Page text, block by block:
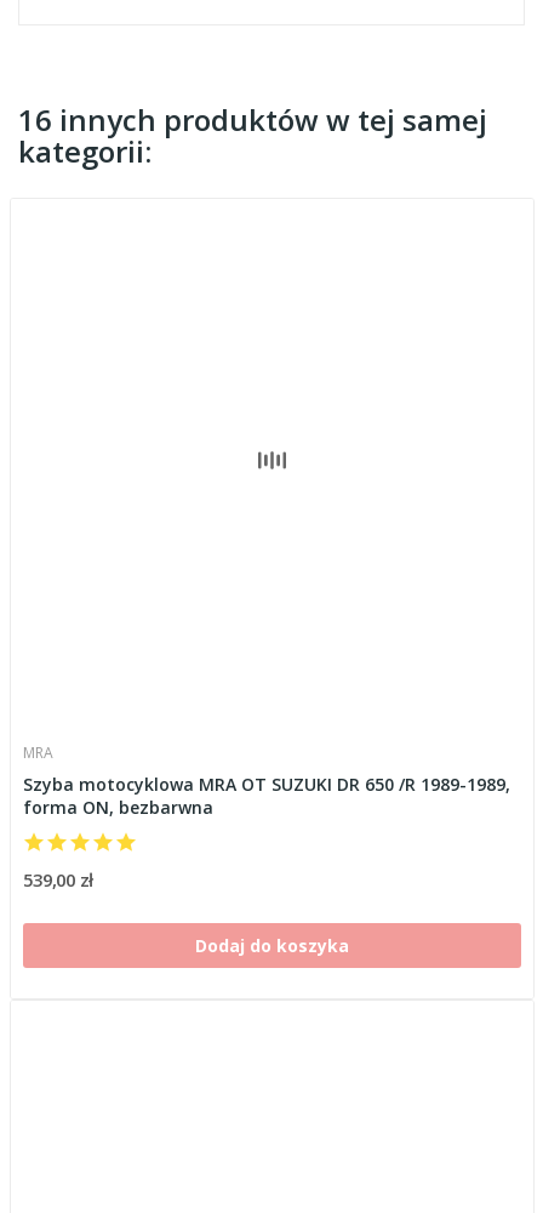
16 innych produktów w tej samej
kategorii:
MRA
Szyba motocyklowa MRA OT SUZUKI DR 650 /R 1989-1989,
forma ON, bezbarwna
539,00 zł
Dodaj do koszyka